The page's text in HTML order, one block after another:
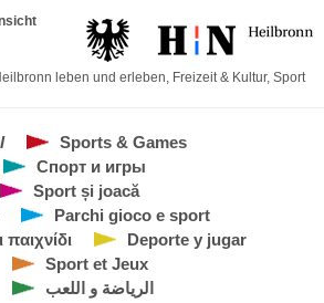
leben und erleben, Freizeit & Kultur, Sport
Sports & Games
Спорт и игры
Sport și joacă
Parchi gioco e sport
Deporte y jugar
Sport et Jeux
الرياضة و اللعب